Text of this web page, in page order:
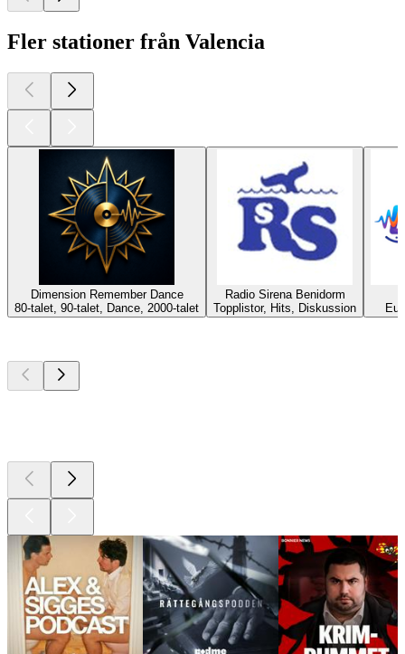
Fler stationer från Valencia
Dimension Remember Dance
80-talet, 90-talet, Dance, 2000-talet
Radio Sirena Benidorm
Topplistor, Hits, Diskussion